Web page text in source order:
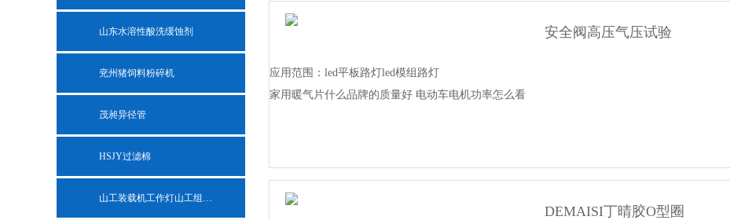
山东水溶性酸洗缓蚀剂
兖州猪饲料粉碎机
茂昶异径管
HSJY过滤棉
山工装载机工作灯山工组合大灯
安全阀高压气压试验
应用范围：led平板路灯led模组路灯
家用暖气片什么品牌的质量好 电动车电机功率怎么看
DEMAISI丁晴胶O型圈